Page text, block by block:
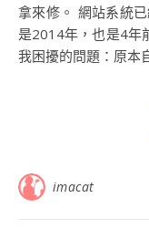
拿來修。 網站系統
是2014年，也是4年
我困擾的問題：原本
imacat